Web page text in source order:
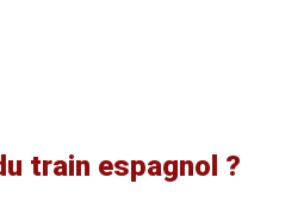
train espagnol ?